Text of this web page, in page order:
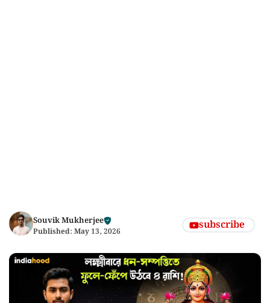
Souvik Mukherjee
Published: May 13, 2026 subscribe